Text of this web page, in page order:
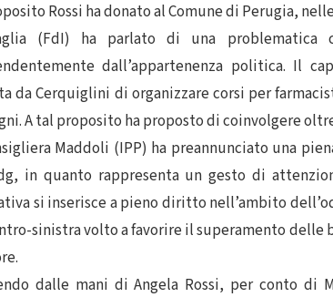
Rossi ha donato al Comune di Perugia,
(FdI) ha parlato di una
dall’appartenenza politica. Il
da Cerquiglini di organizzare corsi per
A tal proposito ha proposto di coinvolgere
Maddoli (IPP) ha preannunciato una
in quanto rappresenta un gesto di
si inserisce a pieno diritto nell’ambito
sinistra volto a favorire il superamento
dalle mani di Angela Rossi, per conto di